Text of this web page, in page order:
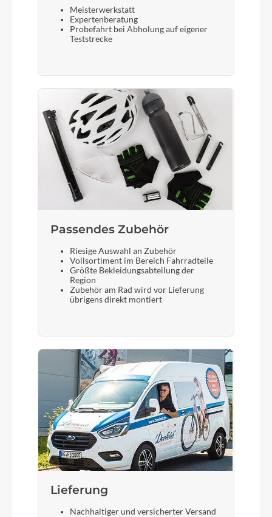
Sattel
Fizik Terra Aidon X5 145mm
15x110 150mm 44mm offset
Vorderreifen
Maxxis Assegai 3C MaxxTerra, EXO+, 29x2.5 WT,
60TPI, TR
Sattelstütze
125mm (S), 150mm (M), 170mm (L/XL)
Meisterwerkstatt
Expertenberatung
Probefahrt bei Abholung auf eigener
Teststrecke
Passendes Zubehör
Riesige Auswahl an Zubehör
Vollsortiment im Bereich Fahrradteile
Größte Bekleidungsabteilung der
Region
Zubehör am Rad wird vor Lieferung
übrigens direkt montiert
Lieferung
Nachhaltiger und versicherter Versand